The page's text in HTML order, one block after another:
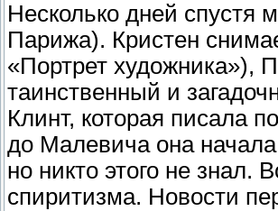
Несколько дней спустя
Парижа). Кристен
«Портрет художника»),
таинственный и
Клинт, которая писала
до Малевича она
но никто этого не знал.
спиритизма. Новости